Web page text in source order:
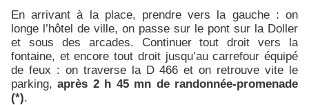
En arrivant à la place, prendre vers la gauche : on
longe l’hôtel de ville, on passe sur le pont sur la Doller
et sous des arcades. Continuer tout droit vers la
fontaine, et encore tout droit jusqu’au carrefour équipé
de feux : on traverse la D 466 et on retrouve vite le
parking,après 2 h 45 mn de randonnée-promenade
(*).